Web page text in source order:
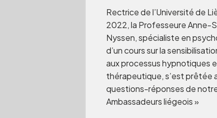
Rectrice de l’Université de
2022, la Professeure Anne-
Nyssen, spécialiste en
d’un cours sur la
aux processus hypnotiques
thérapeutique, s’est prêtée
questions-réponses de
Ambassadeurs liégeois »